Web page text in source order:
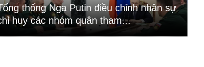
thống Nga Putin điều chỉnh nhân sự
huy các nhóm quân tham...